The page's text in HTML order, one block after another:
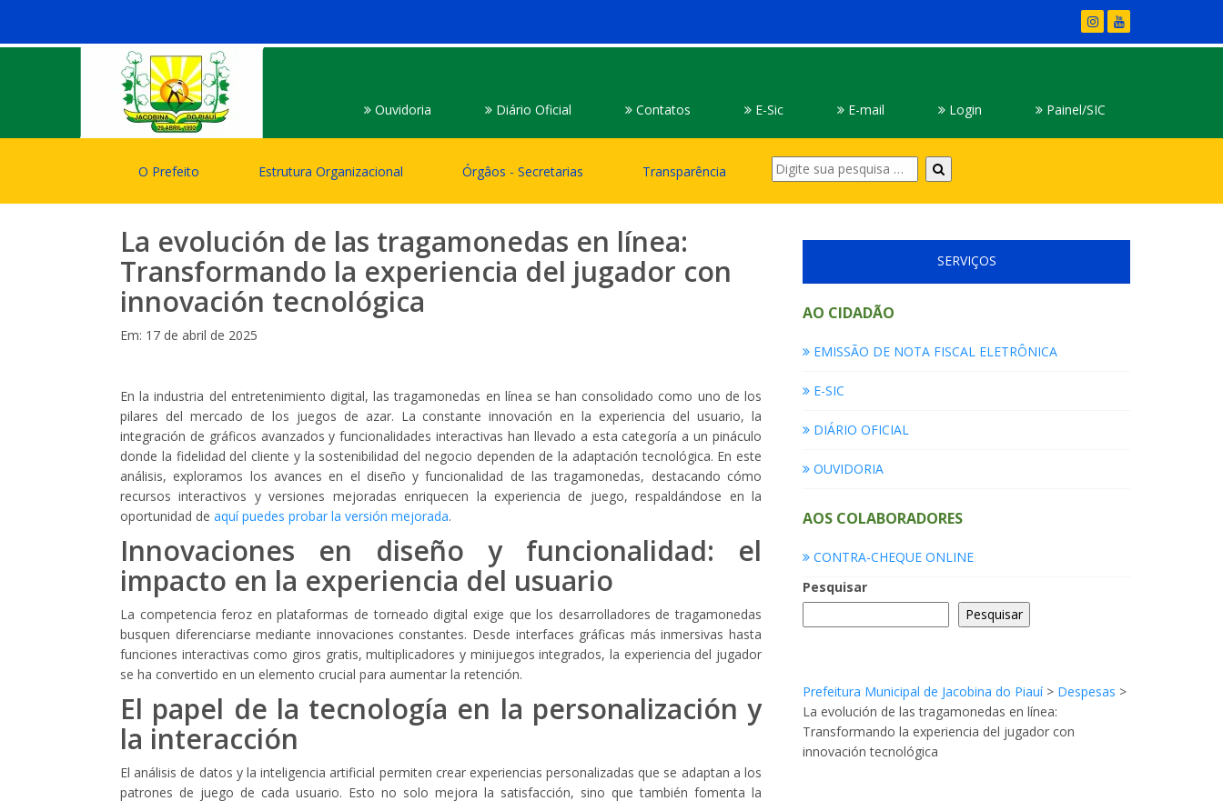
Ouvidoria Diário Oficial Contatos E-Sic E-mail Login Painel/SIC
O Prefeito Estrutura Organizacional Órgâos - Secretarias Transparência
Digite
sua
pesquisa
La evolución de las tragamonedas en línea:
Transformando la experiencia del jugador con
innovación tecnológica
Em: 17 de abril de 2025
En la industria del entretenimiento digital, las tragamonedas en línea se han consolidado como uno de los
pilares del mercado de los juegos de azar. La constante innovación en la experiencia del usuario, la
integración de gráficos avanzados y funcionalidades interactivas han llevado a esta categoría a un pináculo
donde la fidelidad del cliente y la sostenibilidad del negocio dependen de la adaptación tecnológica. En este
análisis, exploramos los avances en el diseño y funcionalidad de las tragamonedas, destacando cómo
recursos interactivos y versiones mejoradas enriquecen la experiencia de juego, respaldándose en la
oportunidad de aquí puedes probar la versión mejorada.
Innovaciones en diseño y funcionalidad: el
impacto en la experiencia del usuario
La competencia feroz en plataformas de torneado digital exige que los desarrolladores de tragamonedas
busquen diferenciarse mediante innovaciones constantes. Desde interfaces gráficas más inmersivas hasta
funciones interactivas como giros gratis, multiplicadores y minijuegos integrados, la experiencia del jugador
se ha convertido en un elemento crucial para aumentar la retención.
El papel de la tecnología en la personalización y
la interacción
El análisis de datos y la inteligencia artificial permiten crear experiencias personalizadas que se adaptan a los
patrones de juego de cada usuario. Esto no solo mejora la satisfacción, sino que también fomenta la
SERVIÇOS
AO CIDADÃO
EMISSÃO DE NOTA FISCAL ELETRÔNICA
E-SIC
DIÁRIO OFICIAL
OUVIDORIA
AOS COLABORADORES
CONTRA-CHEQUE ONLINE
Pesquisar
Pesquisar
Prefeitura Municipal de Jacobina do Piauí> Despesas >
La evolución de las tragamonedas en línea:
Transformando la experiencia del jugador con
innovación tecnológica